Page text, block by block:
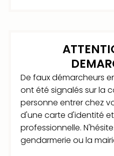
De faux démarcheurs
ont été signalés sur la
personne entrer chez
d'une carte d'identité
professionnelle.
gendarmerie ou la